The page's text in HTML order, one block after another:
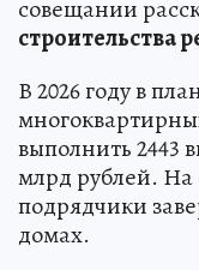
совещании
строительства
В 2026 году в
выполнить 2443
млрд рублей.
подрядчики
домах.